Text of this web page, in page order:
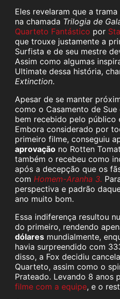
Eles revelaram que a
na chamada Trilogia de
Quarteto Fantástico por
que trouxe justamente a
Surfista e de seu mestre
Assim como algumas
Ultimate dessa história,
Extinction.
Apesar de se manter
como o Casamento de
bem recebido pelo público
Embora considerado por
primeiro filme, conseguiu
aprovação no Rotten
também o recebeu como
após a decepção que os
com Homem-Aranha 3.
perspectiva e padrão
ano muito bom.
Essa indiferença resultou
do primeiro, rendendo
dólares mundialmente,
havia surpreendido com
disso, a Fox decidiu
Quarteto, assim como o
Prateado. Levando 8 anos
filme com a equipe, e o